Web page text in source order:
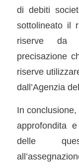
di debiti
sottolineato il
riserve da
precisazione
riserve
dall’Agenzia
In
approfondita
delle